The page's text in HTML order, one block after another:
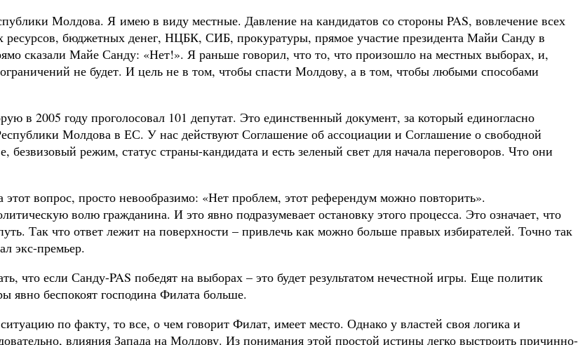
Молдова. Я имею в виду местные. Давление на кандидатов со стороны PAS, вовлечение всех
бюджетных денег, НЦБК, СИБ, прокуратуры, прямое участие президента Майи Санду в
сказали Майе Санду: «Нет!». Я раньше говорил, что то, что произошло на местных выборах, и,
не будет. И цель не в том, чтобы спасти Молдову, а в том, чтобы любыми способами
в 2005 году проголосовал 101 депутат. Это единственный документ, за который единогласно
Молдова в ЕС. У нас действуют Соглашение об ассоциации и Соглашение о свободной
режим, статус страны-кандидата и есть зеленый свет для начала переговоров. Что они
вопрос, просто невообразимо: «Нет проблем, этот референдум можно повторить».
волю гражданина. И это явно подразумевает остановку этого процесса. Это означает, что
Так что ответ лежит на поверхности – привлечь как можно больше правых избирателей. Точно так
экс-премьер.
что если Санду-PAS победят на выборах – это будет результатом нечестной игры. Еще политик
явно беспокоят господина Филата больше.
по факту, то все, о чем говорит Филат, имеет место. Однако у властей своя логика и
влияния Запада на Молдову. Из понимания этой простой истины легко выстроить причинно-